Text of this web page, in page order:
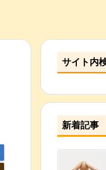
サイト内
新着記事